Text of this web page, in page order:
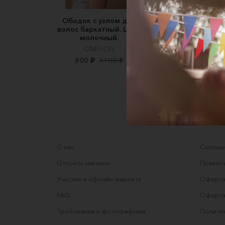
Ободок с узлом для
волос бархатный. Цвет
молочный.
ONPAON
800 ₽ 2100 ₽
Ободок из 100%
натурального
крепдешина, в
цвете
settes.store
2990 ₽ 3500 ₽
О нас
Открыть магазин
Участие в офлайн-маркете
FAQ
Требования к фотографиям